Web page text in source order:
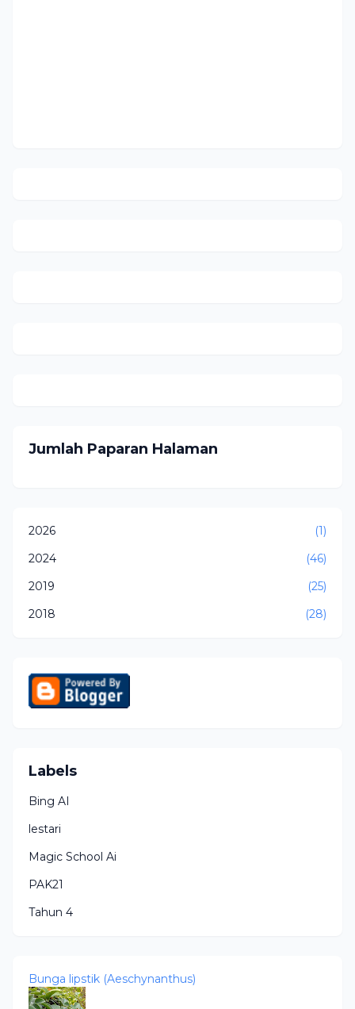
Jumlah Paparan Halaman
2026
(1)
2024
(46)
2019
(25)
2018
(28)
Labels
Bing AI
lestari
Magic School Ai
PAK21
Tahun 4
Bunga lipstik (Aeschynanthus)